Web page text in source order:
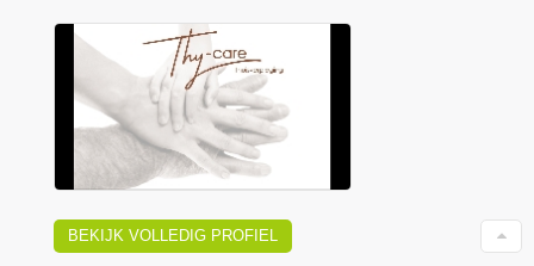
BEKIJK VOLLEDIG PROFIEL